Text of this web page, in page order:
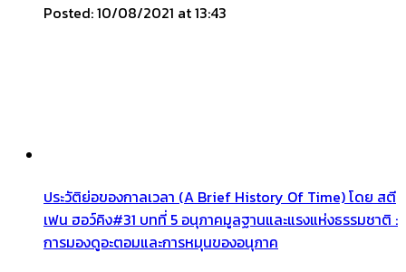
Posted: 10/08/2021 at 13:43
ประวัติย่อของกาลเวลา (A Brief History Of Time) โดย สตี
เฟน ฮอว์คิง#31 บทที่ 5 อนุภาคมูลฐานและแรงแห่งธรรมชาติ :
การมองดูอะตอมและการหมุนของอนุภาค